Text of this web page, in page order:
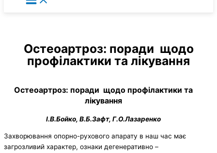
Остеоартроз: поради щодо
профілактики та лікування
Остеоартроз: поради щодо профілактики та
лікування
І.В.Бойко, В.Б.Зафт, Г.О.Лазаренко
Захворювання опорно-рухового апарату в наш час має
загрозливий характер, ознаки дегенеративно –